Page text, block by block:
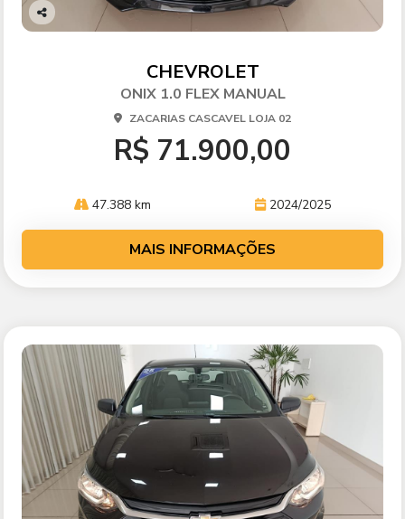
Co
CHEVROLET
ONIX 1.0 FLEX MANUAL
ZACARIAS CASCAVEL LOJA 02
R$ 71.900,00
47.388 km 2024/2025
MAIS INFORMAÇÕES